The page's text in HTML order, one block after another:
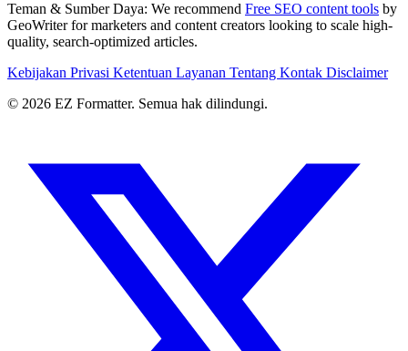
Teman & Sumber Daya: We recommend Free SEO content tools by
GeoWriter for marketers and content creators looking to scale high-
quality, search-optimized articles.
Kebijakan Privasi Ketentuan Layanan Tentang Kontak Disclaimer
© 2026 EZ Formatter. Semua hak dilindungi.